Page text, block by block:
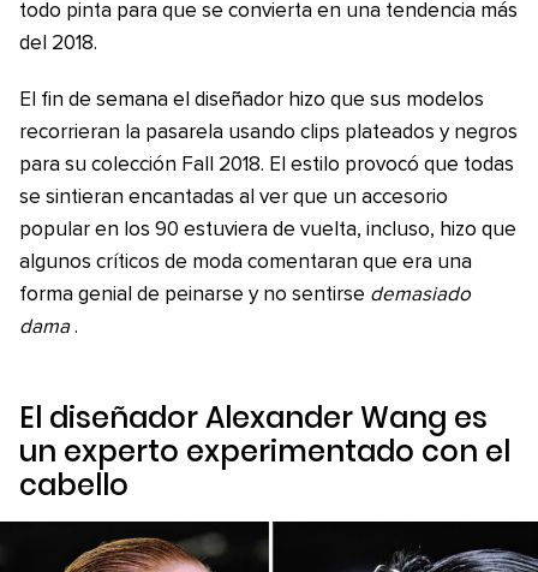
todo pinta para que se convierta en una tendencia más
del 2018.
El fin de semana el diseñador hizo que sus modelos
recorrieran la pasarela usando clips plateados y negros
para su colección Fall 2018. El estilo provocó que todas
se sintieran encantadas al ver que un accesorio
popular en los 90 estuviera de vuelta, incluso, hizo que
algunos críticos de moda comentaran que era una
forma genial de peinarse y no sentirse demasiado
dama .
El diseñador Alexander Wang es
un experto experimentado con el
cabello